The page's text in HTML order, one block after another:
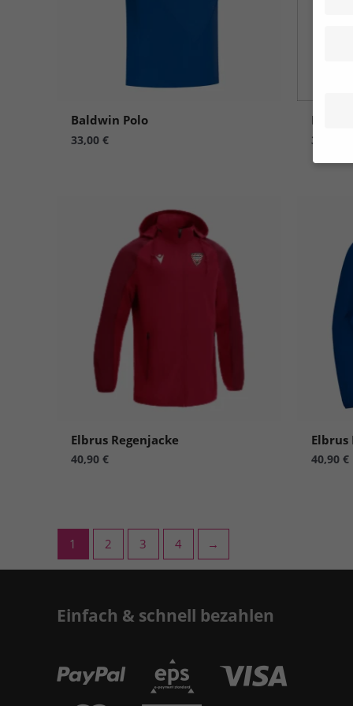
Baldwin Polo
33,00 € 32,00
Elbrus Regenjacke
40,90 €
Elbrus
40,90 €
1 2 3 4 →
Einfach & schnell bezahlen
Wir